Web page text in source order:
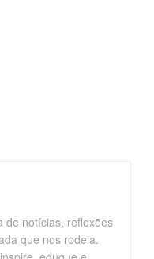
de notícias, reflexões
que nos rodeia.